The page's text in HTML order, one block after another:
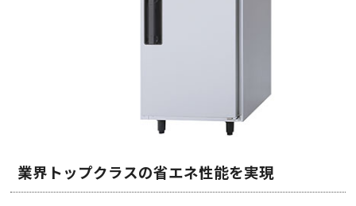
業界トップクラスの省エネ性能を実現